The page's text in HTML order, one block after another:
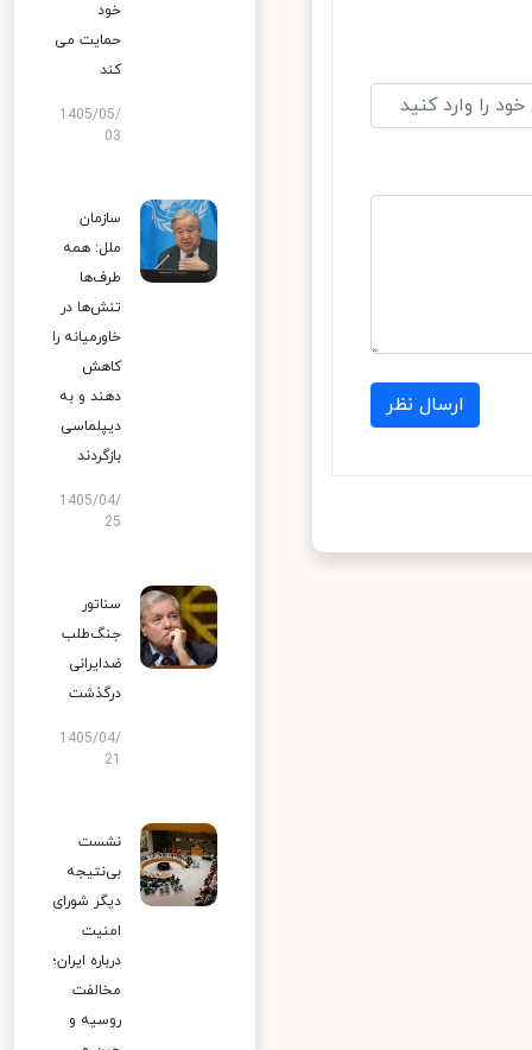
ارسال نظر
خود
حمایت می
کند
1405/05/
03
سازمان
ملل: همه
طرف‌ها
تنش‌ها در
خاورمیانه را
کاهش
دهند و به
دیپلماسی
بازگردند
1405/04/
25
سناتور
جنگ‌طلب
ضدایرانی
درگذشت
1405/04/
نشست
بی‌نتیجه
دیگر شورای
امنیت
درباره ایران؛
مخالفت
روسیه و